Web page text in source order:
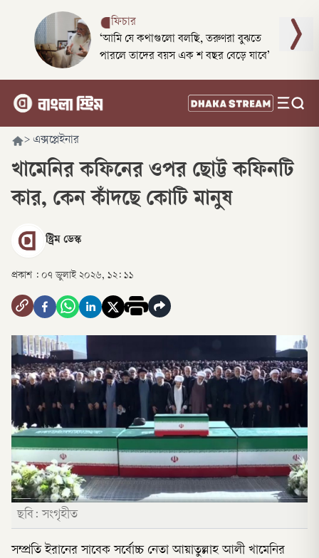
ফিচার
‘আমি যে কথাগুলো বলছি, তরুণরা বুঝতে
পারলে তাদের বয়স এক শ বছর বেড়ে যাবে’
> এক্সপ্লেইনার
খামেনির কফিনের ওপর ছোট্ট কফিনটি
কার, কেন কাঁদছে কোটি মানুষ
স্ট্রিম ডেস্ক
প্রকাশ : ০৭ জুলাই ২০২৬, ১২: ১১
ছবি: সংগৃহীত
সম্প্রতি ইরানের সাবেক সর্বোচ্চ নেতা আয়াতুল্লাহ আলী খামেনির